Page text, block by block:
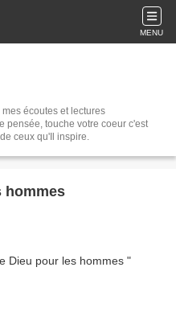
MENU
écoutes et lectures
pensée, touche votre coeur c'est
ceux qu'Il inspire.
hommes